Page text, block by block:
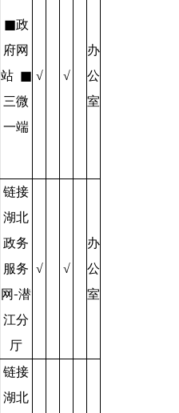
■政
府网
站 ■
三微
一端
√ √
办
公
室
链接
湖北
政务
服务
网-潜
江分
厅
√ √
办
公
室
链接
湖北